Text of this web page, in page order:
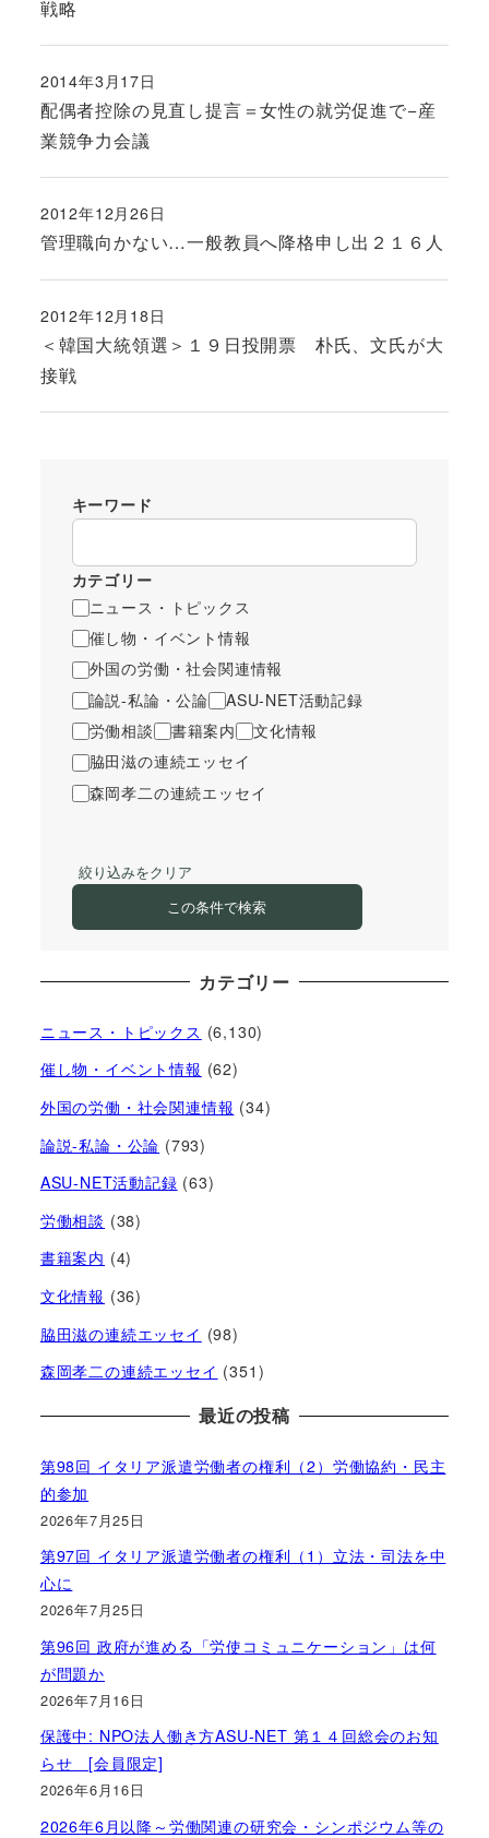
戦略
配偶者控除の見直し提言＝女性の就労促進で−産
業競争力会議
投稿日
2014年3月17日
管理職向かない…一般教員へ降格申し出２１６人
投稿日
2012年12月26日
＜韓国大統領選＞１９日投開票 朴氏、文氏が大
接戦
投稿日
2012年12月18日
キーワード
カテゴリー
ニュース・トピックス
催し物・イベント情報
外国の労働・社会関連情報
論説-私論・公論
ASU-NET活動記録
労働相談
書籍案内
文化情報
脇田滋の連続エッセイ
森岡孝二の連続エッセイ
絞り込みをクリア
この条件で検索
カテゴリー
ニュース・トピックス (6,130)
催し物・イベント情報 (62)
外国の労働・社会関連情報 (34)
論説-私論・公論 (793)
ASU-NET活動記録 (63)
労働相談 (38)
書籍案内 (4)
文化情報 (36)
脇田滋の連続エッセイ (98)
森岡孝二の連続エッセイ (351)
最近の投稿
第98回 イタリア派遣労働者の権利（2）労働協約・民主
的参加
2026年7月25日
第97回 イタリア派遣労働者の権利（1）立法・司法を中
心に
2026年7月25日
第96回 政府が進める「労使コミュニケーション」は何
が問題か
2026年7月16日
保護中: NPO法人働き方ASU-NET 第１４回総会のお知
らせ [会員限定]
2026年6月16日
2026年6月以降～労働関連の研究会・シンポジウム等の